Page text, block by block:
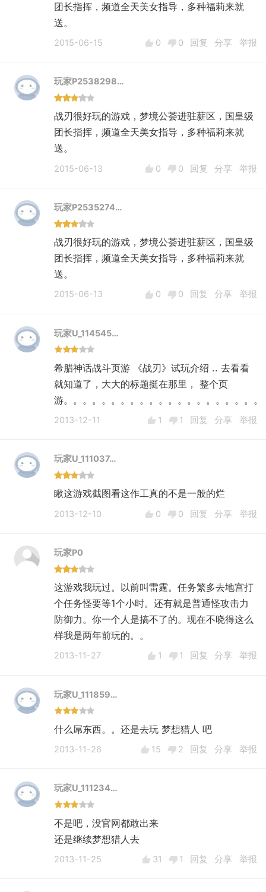
团长指挥，频道全天美女指导，多种福莉来就
送。
2015-06-15 0 0 回复 分享 举报
玩家P2538298…
战刃很好玩的游戏，梦境公荟进驻薪区，国皇级
团长指挥，频道全天美女指导，多种福莉来就
送。
2015-06-13 0 0 回复 分享 举报
玩家P2535274…
战刃很好玩的游戏，梦境公荟进驻薪区，国皇级
团长指挥，频道全天美女指导，多种福莉来就
送。
2015-06-13 0 0 回复 分享 举报
玩家U_114545…
希腊神话战斗页游 《战刃》试玩介绍 .. 去看看
就知道了，大大的标题挺在那里， 整个页
游。。。。。。。。。。。。。。。。。。。。
2013-12-11 1 1 回复 分享 举报
玩家U_111037…
瞅这游戏截图看这作工真的不是一般的烂
2013-12-10 0 0 回复 分享 举报
玩家P0
这游戏我玩过。以前叫雷霆。任务繁多去地宫打
个任务怪要等1个小时。还有就是普通怪攻击力
防御力。你一个人是搞不了的。现在不晓得这么
样我是两年前玩的。。
2013-11-27 1 1 回复 分享 举报
玩家U_111859…
什么屌东西。。还是去玩 梦想猎人 吧
2013-11-26 15 2 回复 分享 举报
玩家U_111234…
不是吧，没官网都敢出来
还是继续梦想猎人去
2013-11-25 31 1 回复 分享 举报